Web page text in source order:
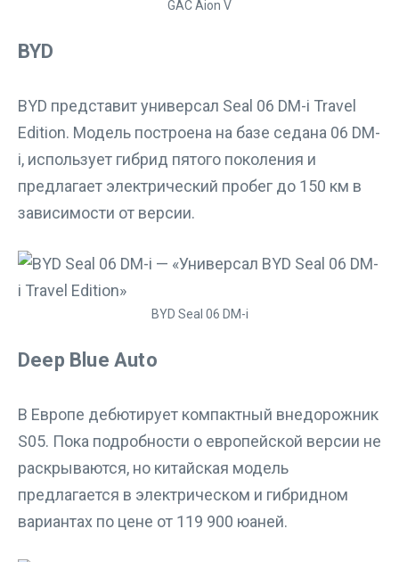
GAC Aion V
BYD
BYD представит универсал Seal 06 DM-i Travel
Edition. Модель построена на базе седана 06 DM-
i, использует гибрид пятого поколения и
предлагает электрический пробег до 150 км в
зависимости от версии.
BYD Seal 06 DM-i
Deep Blue Auto
В Европе дебютирует компактный внедорожник
S05. Пока подробности о европейской версии не
раскрываются, но китайская модель
предлагается в электрическом и гибридном
вариантах по цене от 119 900 юаней.